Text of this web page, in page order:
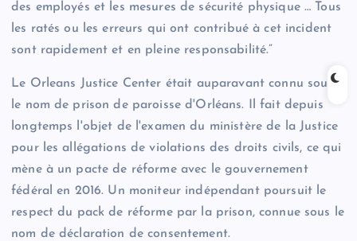
des employés et les mesures de sécurité physique … Tous
les ratés ou les erreurs qui ont contribué à cet incident
sont rapidement et en pleine responsabilité.”
Le Orleans Justice Center était auparavant connu sous
le nom de prison de paroisse d'Orléans. Il fait depuis
longtemps l'objet de l'examen du ministère de la Justice
pour les allégations de violations des droits civils, ce qui
mène à un pacte de réforme avec le gouvernement
fédéral en 2016. Un moniteur indépendant poursuit le
respect du pack de réforme par la prison, connue sous le
nom de déclaration de consentement.